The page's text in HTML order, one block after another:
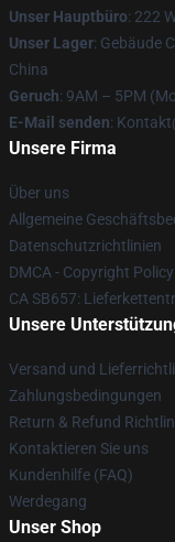
Unser Hauptbüro: 222
Unser Lager: Gebäude
China
Geruch: 9AM – 5PM
E-Mail senden:
Unsere Firma
Über uns
Allgemeine
Datenschutzrichtlinien
DMCA - Copyright Policy
CA SB657:
Unsere
Versand und
Zahlungsbedingungen
Return & Refund
Kontaktieren Sie uns
Kundenhilfe (FAQ)
Werdegang
Unser Shop